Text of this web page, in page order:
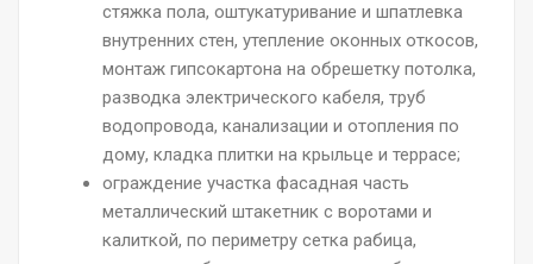
стяжка пола, оштукатуривание и шпатлевка
внутренних стен, утепление оконных откосов,
монтаж гипсокартона на обрешетку потолка,
разводка электрического кабеля, труб
водопровода, канализации и отопления по
дому, кладка плитки на крыльце и террасе;
ограждение участка фасадная часть
металлический штакетник с воротами и
калиткой, по периметру сетка рабица,